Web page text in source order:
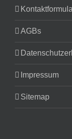
AGBs
Impressum
Sitemap